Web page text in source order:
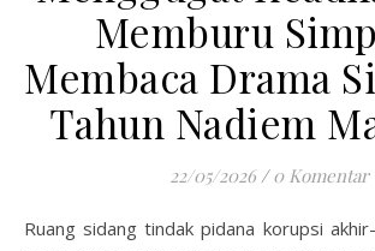
Memburu
Membaca Drama
Tahun Nadiem
22/05/2026 / 0 Komentar
Ruang sidang tindak pidana korupsi akhir-akhir ini berubah